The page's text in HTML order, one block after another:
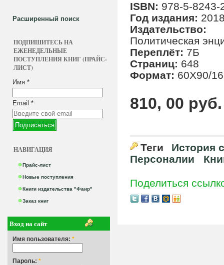
Расширенный поиск
ПОДПИШИТЕСЬ НА
ЕЖЕНЕДЕЛЬНЫЕ
ПОСТУПЛЕНИЯ КНИГ (ПРАЙС-
ЛИСТ)
Имя *
Email *
НАВИГАЦИЯ
Прайс-лист
Новые поступления
Книги издательства "Фаир"
Заказ книг
Вход на сайт
Имя пользователя: *
Пароль: *
ISBN: 978-5-8243-
Год издания:
Издательство:
Политическая
Переплёт: 7Б
Страниц: 648
Формат: 60X90/16
810, 00 руб.
Теги
История
Персоналии
Поделиться